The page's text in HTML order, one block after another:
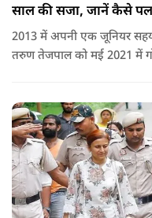
साल की सजा, जानें कैसे
2013 में अपनी एक जूनियर
तरुण तेजपाल को मई 2021 में